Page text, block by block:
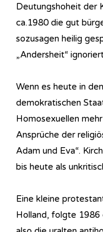
Deutungshoheit der
ca.1980 die gut
sozusagen heilig
„Andersheit“
Wenn es heute in
demokratischen
Homosexuellen
Ansprüche der
Adam und Eva“.
bis heute als
Eine kleine
Holland, folgte 1986